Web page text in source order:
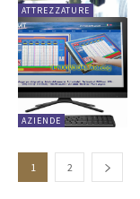
ATTREZZATURE
AZIENDE
1 2